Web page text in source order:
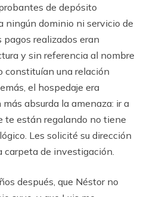
de depósito
ningún dominio ni servicio de
pagos realizados eran
y sin referencia al nombre
constituían una relación
el hospedaje era
absurda la amenaza: ir a
te están regalando no tiene
Les solicité su dirección
carpeta de investigación.
después, que Néstor no